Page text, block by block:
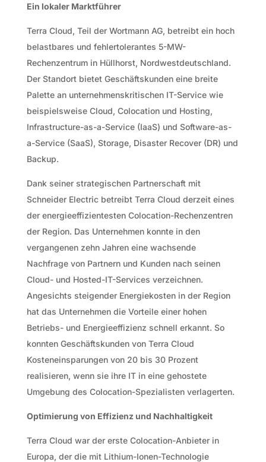
Ein lokaler Marktführer
Terra Cloud, Teil der Wortmann AG, betreibt ein hoch
belastbares und fehlertolerantes 5-MW-
Rechenzentrum in Hüllhorst, Nordwestdeutschland.
Der Standort bietet Geschäftskunden eine breite
Palette an unternehmenskritischen IT-Service wie
beispielsweise Cloud, Colocation und Hosting,
Infrastructure-as-a-Service (IaaS) und Software-as-
a-Service (SaaS), Storage, Disaster Recover (DR) und
Backup.
Dank seiner strategischen Partnerschaft mit
Schneider Electric betreibt Terra Cloud derzeit eines
der energieeffizientesten Colocation-Rechenzentren
der Region. Das Unternehmen konnte in den
vergangenen zehn Jahren eine wachsende
Nachfrage von Partnern und Kunden nach seinen
Cloud- und Hosted-IT-Services verzeichnen.
Angesichts steigender Energiekosten in der Region
hat das Unternehmen die Vorteile einer hohen
Betriebs- und Energieeffizienz schnell erkannt. So
konnten Geschäftskunden von Terra Cloud
Kosteneinsparungen von 20 bis 30 Prozent
realisieren, wenn sie ihre IT in eine gehostete
Umgebung des Colocation-Spezialisten verlagerten.
Optimierung von Effizienz und Nachhaltigkeit
Terra Cloud war der erste Colocation-Anbieter in
Europa, der die mit Lithium-Ionen-Technologie